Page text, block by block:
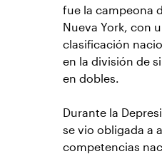
fue la campeona
Nueva York, con
clasificación
en la división de
en dobles.
Durante la
se vio obligada a
competencias